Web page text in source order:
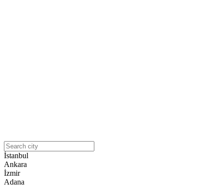
İstanbul
Ankara
İzmir
Adana